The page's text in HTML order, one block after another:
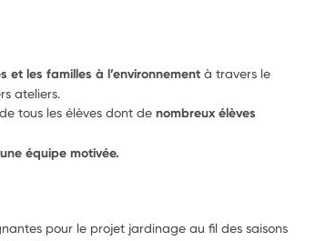
et les familles à l’environnementà travers le
ateliers.
de tous les élèves dont de nombreux élèves
équipe motivée.
pour le projet jardinage au fil des saisons